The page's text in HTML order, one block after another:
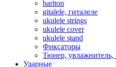
bariton
gitalele, гиталеле
ukulele strings
ukulele cover
ukulele stand
Фиксаторы
Тюнер, увлажнитель,
Ударные